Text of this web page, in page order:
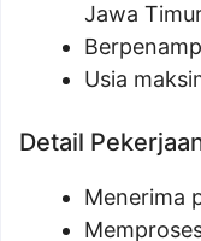
Jawa
Usia
Detail
Menerima